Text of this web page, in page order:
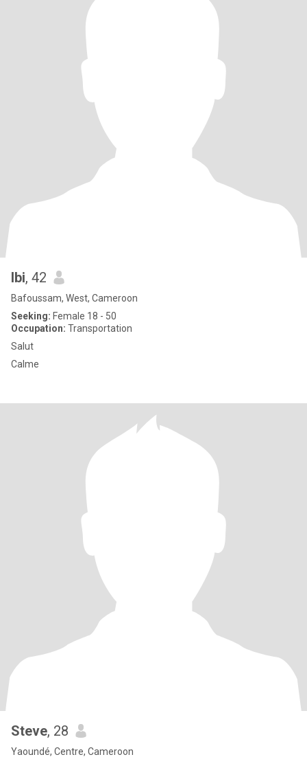
Ibi, 42
Bafoussam, West, Cameroon
Seeking: Female 18 - 50
Occupation: Transportation
Salut
Calme
Steve, 28
Yaoundé, Centre, Cameroon